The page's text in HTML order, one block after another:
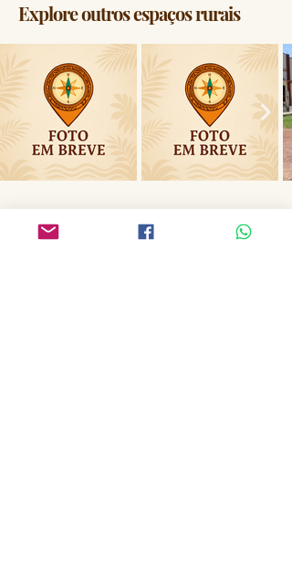
Explore outros espaços rurais